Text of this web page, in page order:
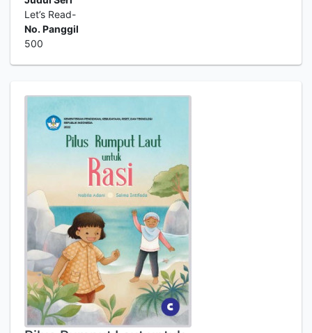
Let’s Read-
No. Panggil
500